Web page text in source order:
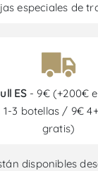
especiales de
ES- 9€ (+200€
1-3 botellas / 9€
gratis)
disponibles